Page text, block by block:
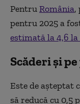
PentruRomânia,
pentru 2025 a
estimată la 4,6 la
Scăderi și
Este de aşteptat
să reducă cu 0,5